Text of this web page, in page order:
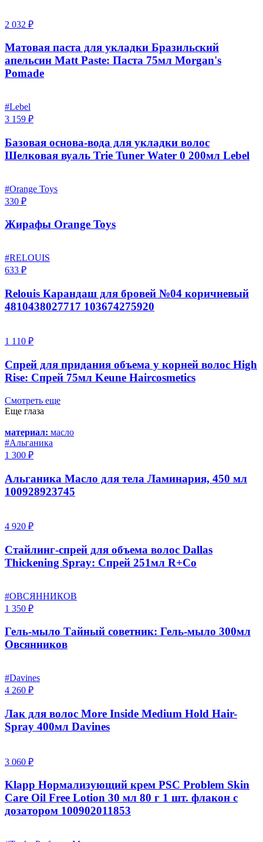
2 032 ₽
Матовая паста для укладки Бразильский
апельсин Matt Paste: Паста 75мл Morgan's
Pomade
#Lebel
3 159 ₽
Базовая основа-вода для укладки волос
Шелковая вуаль Trie Tuner Water 0 200мл Lebel
#Orange Toys
330 ₽
Жирафы Orange Toys
#RELOUIS
633 ₽
Relouis Карандаш для бровей №04 коричневый
4810438027717 103674275920
1 110 ₽
Спрей для придания объема у корней волос High
Rise: Спрей 75мл Keune Haircosmetics
Смотреть еще
Еще глаза
материал: масло
#Альганика
1 300 ₽
Альганика Масло для тела Ламинария, 450 мл
100928923745
4 920 ₽
Стайлинг-спрей для объема волос Dallas
Thickening Spray: Спрей 251мл R+Co
#ОВСЯННИКОВ
1 350 ₽
Гель-мыло Тайный советник: Гель-мыло 300мл
Овсянников
#Davines
4 260 ₽
Лак для волос More Inside Medium Hold Hair-
Spray 400мл Davines
3 060 ₽
Klapp Нормализующий крем PSC Problem Skin
Care Oil Free Lotion 30 мл 80 г 1 шт. флакон с
дозатором 100902011853